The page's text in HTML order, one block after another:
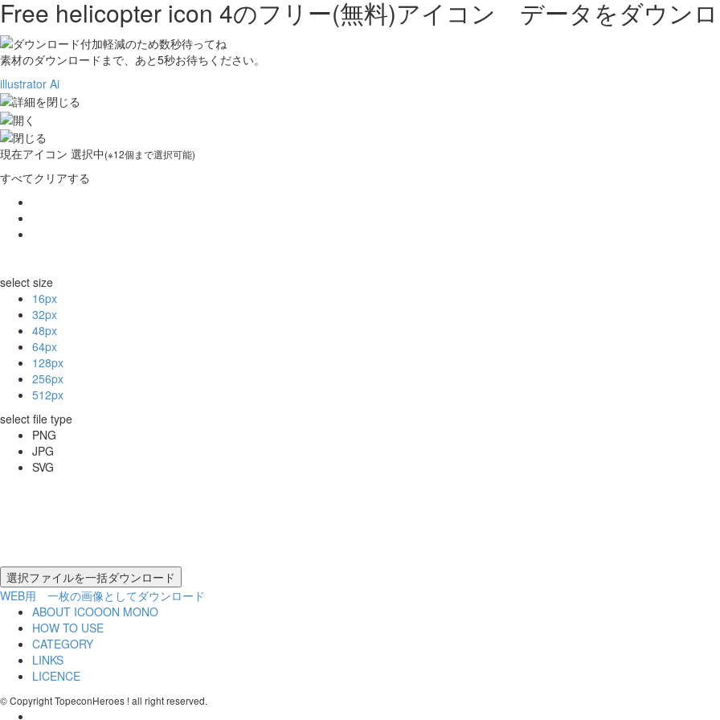
Free helicopter icon 4のフリー(無料)アイコン データをダウン
素材のダウンロードまで、あと5秒お待ちください。
illustrator Ai
現在アイコン 選択中(※12個まで選択可能)
すべてクリアする
select size
16px
32px
48px
64px
128px
256px
512px
select file type
PNG
JPG
SVG
WEB用 一枚の画像としてダウンロード
ABOUT ICOOON MONO
HOW TO USE
CATEGORY
LINKS
LICENCE
© Copyright TopeconHeroes ! all right reserved.